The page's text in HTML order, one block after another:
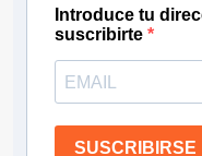
Introduce tu
suscribirte
SUSCRIBIRSE